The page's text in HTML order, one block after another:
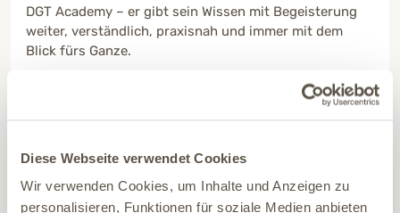
Diese Webseite verwendet Cookies
Wir verwenden Cookies, um Inhalte und Anzeigen zu
personalisieren, Funktionen für soziale Medien anbieten
DGT Academy – er gibt sein Wissen mit Begeisterung
weiter, verständlich, praxisnah und immer mit dem
Blick fürs Ganze.
Mehr von Tierarzt Thomas Backhaus anzeigen
Haftungsausschluss / Disclaimer : Die Inhalte unserer DGT ACADEMY